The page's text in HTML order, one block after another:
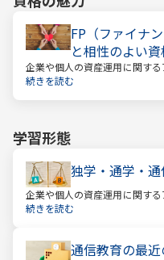
FP（ファイナ
と相性のよい
企業や個人の資産運用に関す
計を提案するファイナンシャル
続きを読む
学習形態
独学・通学・
企業や個人の資産運用に関す
計を提案するファイナンシャル
続きを読む
通信教育の最